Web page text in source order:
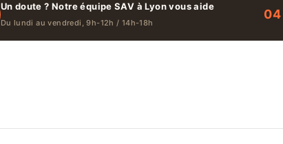
Un doute ? Notre équipe SAV à Lyon vous aide
Du lundi au vendredi, 9h-12h / 14h-18h
04